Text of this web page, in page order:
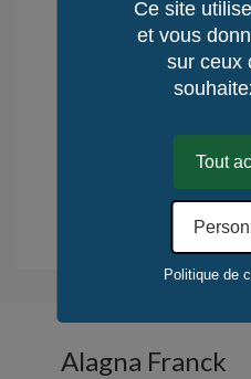
Délai de
Lieu de fabrication
Quantité / Monde :
Quantité / KerLuxY
Déduction fiscale pour l'achat
Alagna Franck
Ce site
et vous
sur ceux
Tout
Politique de